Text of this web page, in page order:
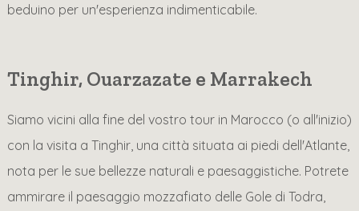
beduino per un'esperienza indimenticabile.
Tinghir, Ouarzazate e Marrakech
Siamo vicini alla fine del vostro tour in Marocco (o all'inizio)
con la visita a Tinghir, una città situata ai piedi dell'Atlante,
nota per le sue bellezze naturali e paesaggistiche. Potrete
ammirare il paesaggio mozzafiato delle Gole di Todra,